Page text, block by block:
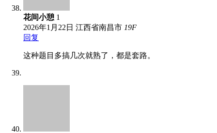
花间小憩 1
2026年1月22日 江西省南昌市 19F
回复
这种题目多搞几次就熟了，都是套路。